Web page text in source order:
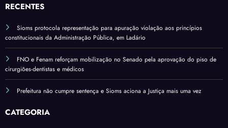
salári
o
base
do*
RECENTES
Sioms protocola representação para apuração violação aos princípios
constitucionais da Administração Pública, em Ladário
FNO e Fenam reforçam mobilização no Senado pela aprovação do piso de
cirurgiões-dentistas e médicos
Prefeitura não cumpre sentença e Sioms aciona a Justiça mais uma vez
CATEGORIA